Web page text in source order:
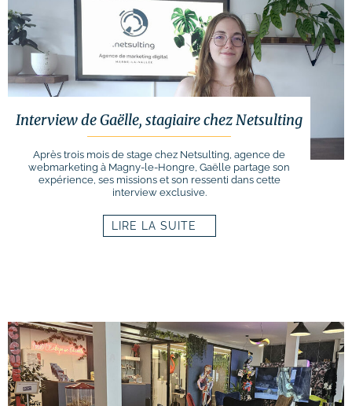
Interview de Gaëlle, stagiaire chez Netsulting
Après trois mois de stage chez Netsulting, agence de
webmarketing à Magny-le-Hongre, Gaëlle partage son
expérience, ses missions et son ressenti dans cette
interview exclusive.
LIRE LA SUITE